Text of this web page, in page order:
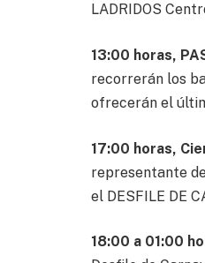
LADRIDOS
13:00 horas,
recorrerán los
ofrecerán el
17:00 horas,
representante
el DESFILE DE
18:00 a 01:00